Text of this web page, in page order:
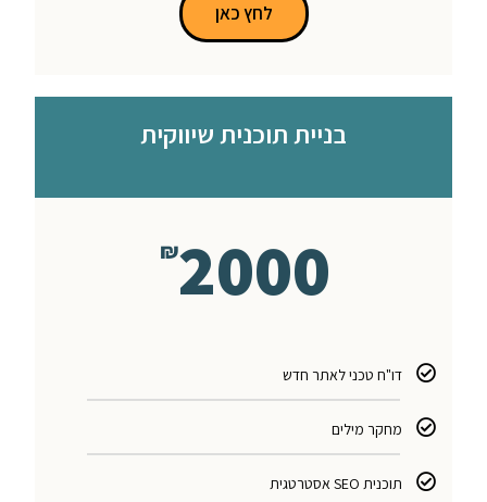
לחץ כאן
בניית תוכנית שיווקית
₪2000
דו"ח טכני לאתר חדש
מחקר מילים
תוכנית SEO אסטרטגית